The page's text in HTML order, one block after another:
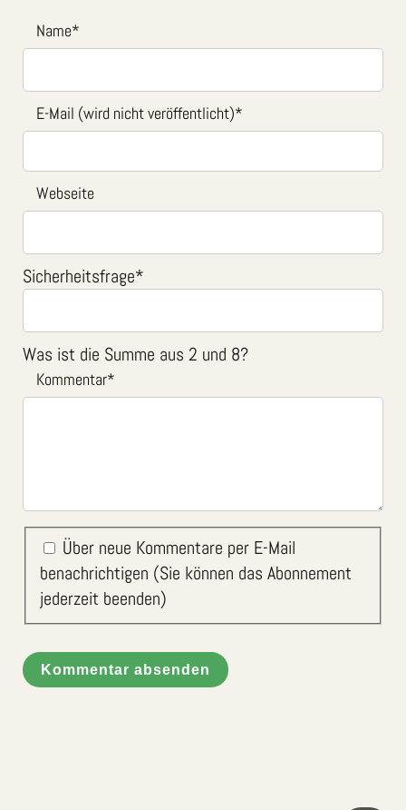
Name*
E-Mail (wird nicht veröffentlicht)*
Webseite
Sicherheitsfrage*
Was ist die Summe aus 2 und 8?
Kommentar*
Über neue Kommentare per E-Mail
benachrichtigen (Sie können das Abonnement
jederzeit beenden)
Kommentar absenden